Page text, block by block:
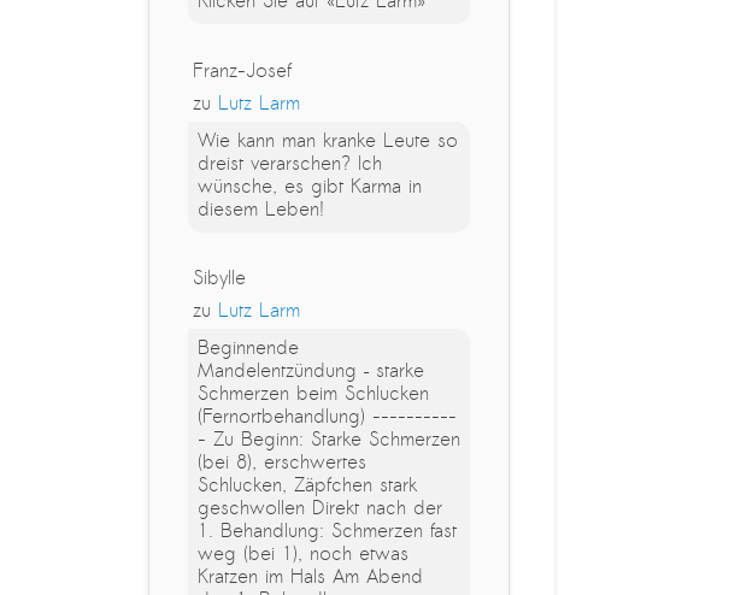
Franz-Josef
zu Lutz Larm
Wie kann man kranke Leute so
dreist verarschen? Ich
wünsche, es gibt Karma in
diesem Leben!
Sibylle
zu Lutz Larm
Beginnende
Mandelentzündung – starke
Schmerzen beim Schlucken
(Fernortbehandlung) ----------
- Zu Beginn: Starke Schmerzen
(bei 8), erschwertes
Schlucken, Zäpfchen stark
geschwollen Direkt nach der
1. Behandlung: Schmerzen fast
weg (bei 1), noch etwas
Kratzen im Hals Am Abend